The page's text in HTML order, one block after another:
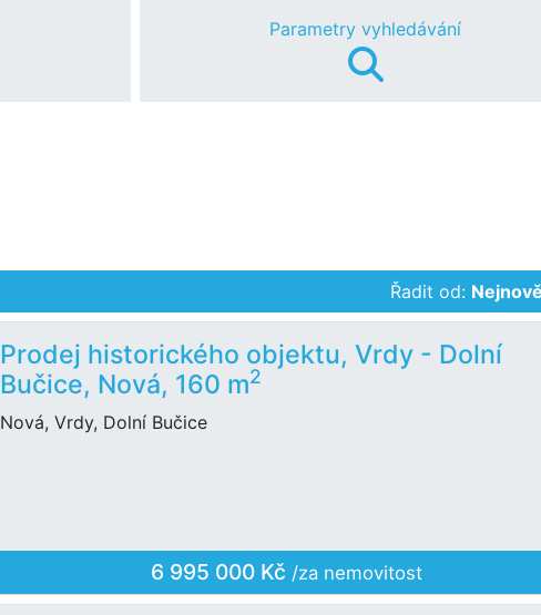
Parametry vyhledávání
Řadit od:
Prodej historického objektu, Vrdy - Dolní
Bučice, Nová, 160 m2
Nová, Vrdy, Dolní Bučice
6 995 000 Kč /za nemovitost